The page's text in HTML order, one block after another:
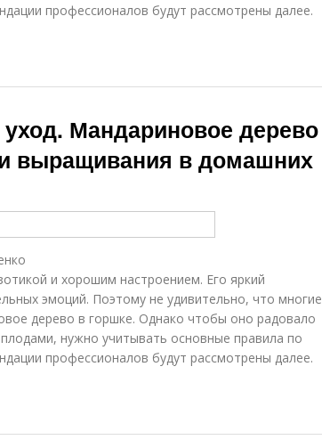
профессионалов будут рассмотрены далее.
Мандариновое дерево
выращивания в домашних
и хорошим настроением. Его яркий
эмоций. Поэтому не удивительно, что многие
дерево в горшке. Однако чтобы оно радовало
нужно учитывать основные правила по
профессионалов будут рассмотрены далее.